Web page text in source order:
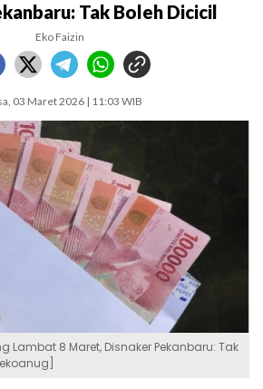
Tak Boleh Dicicil
Eko Faizin
03 Maret 2026 | 11:03 WIB
Lambat 8 Maret, Disnaker Pekanbaru: Tak